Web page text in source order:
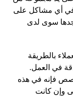
في أي مشاكل على
سوى لدى
بالطريقة
في العمل.
فإنه في هذه
وإن كانت